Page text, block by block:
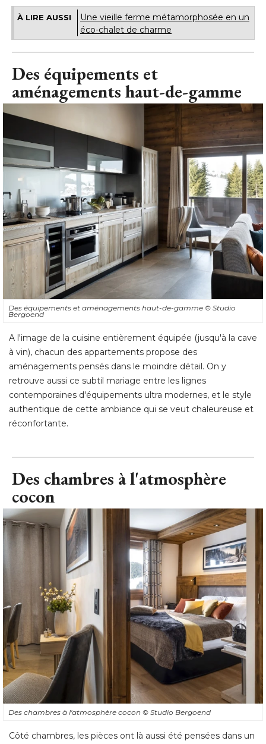
À LIRE AUSSI
Une vieille ferme métamorphosée en un
éco-chalet de charme
Des équipements et
aménagements haut-de-gamme
Des équipements et aménagements haut-de-gamme © Studio
Bergoend
A l'image de la cuisine entièrement équipée (jusqu'à la cave
à vin), chacun des appartements propose des
aménagements pensés dans le moindre détail. On y
retrouve aussi ce subtil mariage entre les lignes
contemporaines d'équipements ultra modernes, et le style
authentique de cette ambiance qui se veut chaleureuse et
réconfortante.
Des chambres à l'atmosphère
cocon
Des chambres à l'atmosphère cocon © Studio Bergoend
Côté chambres, les pièces ont là aussi été pensées dans un